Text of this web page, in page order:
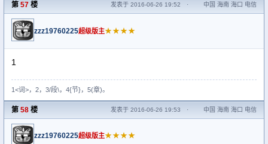
第 57 楼 发表于 2016-06-26 19:52 · 中国 海南 海口 电信
zzz19760225超级版主★★★★
1
1<词>，2，3/段\，4{节}，5(章)。
第 58 楼 发表于 2016-06-26 19:53 · 中国 海南 海口 电信
zzz19760225超级版主★★★★